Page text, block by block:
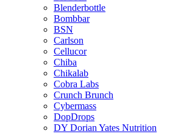
Blenderbottle
Bombbar
BSN
Carlson
Cellucor
Chiba
Chikalab
Cobra Labs
Crunch Brunch
Cybermass
DopDrops
DY Dorian Yates Nutrition